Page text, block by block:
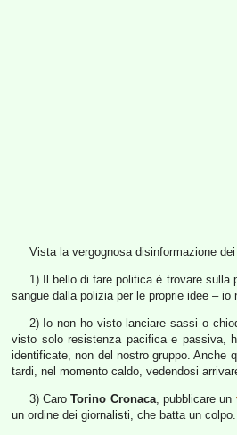
Vista la vergognosa disinformazione
1) Il bello di fare politica è trovare sulla
sangue dalla polizia per le proprie idee –
2) Io non ho visto lanciare sassi o
visto solo resistenza pacifica e passiva,
identificate, non del nostro gruppo. Anche
tardi, nel momento caldo, vedendosi
3) CaroTorino Cronaca, pubblicare un
un ordine dei giornalisti, che batta un colpo.